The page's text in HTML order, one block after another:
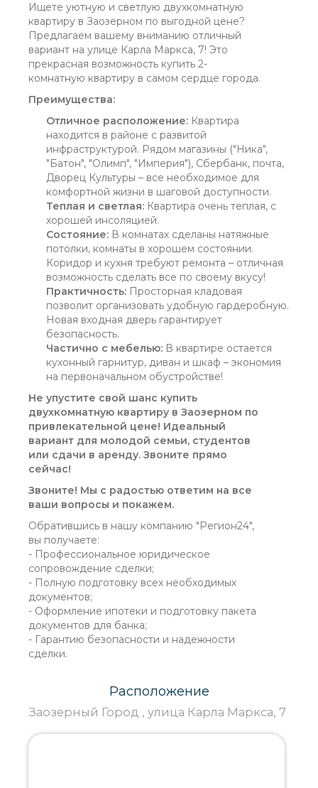
Ищете уютную и светлую двухкомнатную
квартиру в Заозерном по выгодной цене?
Предлагаем вашему вниманию отличный
вариант на улице Карла Маркса, 7! Это
прекрасная возможность купить 2-
комнатную квартиру в самом сердце города.
Преимущества:
Отличное расположение: Квартира
находится в районе с развитой
инфраструктурой. Рядом магазины ("Ника",
"Батон", "Олимп", "Империя"), Сбербанк, почта,
Дворец Культуры – все необходимое для
комфортной жизни в шаговой доступности.
Теплая и светлая: Квартира очень теплая, с
хорошей инсоляцией.
Состояние: В комнатах сделаны натяжные
потолки, комнаты в хорошем состоянии.
Коридор и кухня требуют ремонта – отличная
возможность сделать все по своему вкусу!
Практичность: Просторная кладовая
позволит организовать удобную гардеробную.
Новая входная дверь гарантирует
безопасность.
Частично с мебелью: В квартире остается
кухонный гарнитур, диван и шкаф – экономия
на первоначальном обустройстве!
Не упустите свой шанс купить
двухкомнатную квартиру в Заозерном по
привлекательной цене! Идеальный
вариант для молодой семьи, студентов
или сдачи в аренду. Звоните прямо
сейчас!
Звоните! Мы с радостью ответим на все
ваши вопросы и покажем.
Обратившись в нашу компанию "Регион24",
вы получаете:
- Профессиональное юридическое
сопровождение сделки;
- Полную подготовку всех необходимых
документов;
- Оформление ипотеки и подготовку пакета
документов для банка;
- Гарантию безопасности и надежности
сделки.
Расположение
Заозерный Город , улица Карла Маркса, 7